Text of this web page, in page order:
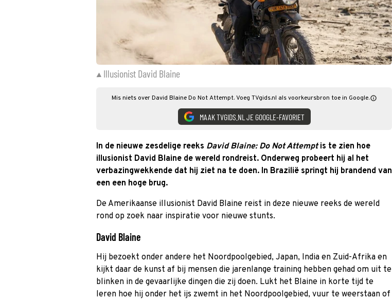
Illusionist David Blaine
Mis niets over David Blaine Do Not Attempt. Voeg TVgids.nl als voorkeursbron toe in Google.
MAAK TVGIDS.NL JE GOOGLE-FAVORIET
In de nieuwe zesdelige reeks David Blaine: Do Not Attemptis te zien hoe
illusionist David Blaine de wereld rondreist. Onderweg probeert hij al het
verbazingwekkende dat hij ziet na te doen. In Brazilië springt hij brandend van
een een hoge brug.
De Amerikaanse illusionist David Blaine reist in deze nieuwe reeks de wereld
rond op zoek naar inspiratie voor nieuwe stunts.
David Blaine
Hij bezoekt onder andere het Noordpoolgebied, Japan, India en Zuid-Afrika en
kijkt daar de kunst af bij mensen die jarenlange training hebben gehad om uit te
blinken in de gevaarlijke dingen die zij doen. Lukt het Blaine in korte tijd te
leren hoe hij onder het ijs zwemt in het Noordpoolgebied, vuur te weerstaan of